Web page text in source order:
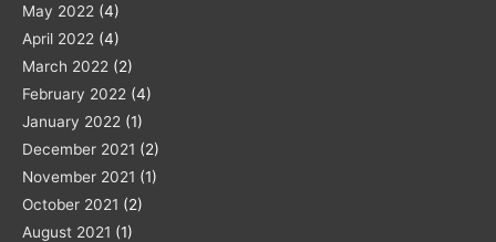
May 2022 (4)
April 2022 (4)
March 2022 (2)
February 2022 (4)
January 2022 (1)
December 2021 (2)
November 2021 (1)
October 2021 (2)
August 2021 (1)